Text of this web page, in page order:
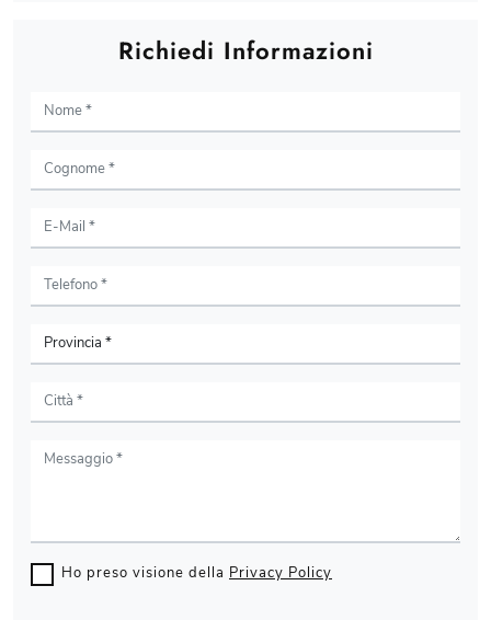
Richiedi Informazioni
Ho preso visione della Privacy Policy